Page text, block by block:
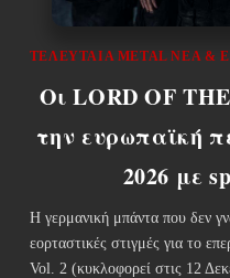
ΤΕΛΕΥΤΑΊΑ METAL ΝΈΑ &
Οι LORD OF
την ευρωπαϊκή
2026 με
Η γερμανική μπάντα που δεν
εορταστικές στιγμές για το
Vol. 2 (κυκλοφορεί στις 12